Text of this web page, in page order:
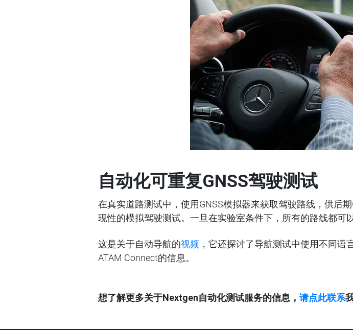
自动化可重复GNSS驾驶测试
在真实道路测试中，使用GNSS模拟器来获取驾驶路线，供后
现性的模拟驾驶测试。一旦在实验室条件下，所有的路线都可
这是关于自动导航的视频 ，它还探讨了导航测试中使用不同语
ATAM Connect的信息。
想了解更多关于Nextgen自动化测试服务的信息， 请点此联系